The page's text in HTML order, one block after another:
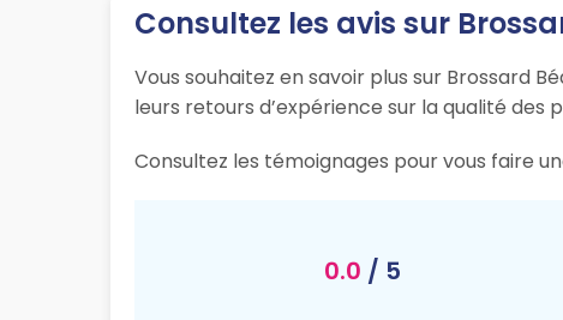
Consultez les avis sur
Vous souhaitez en savoir plus sur Brossard
leurs retours d’expérience sur la qualité des
Consultez les témoignages pour vous faire
0.0 / 5